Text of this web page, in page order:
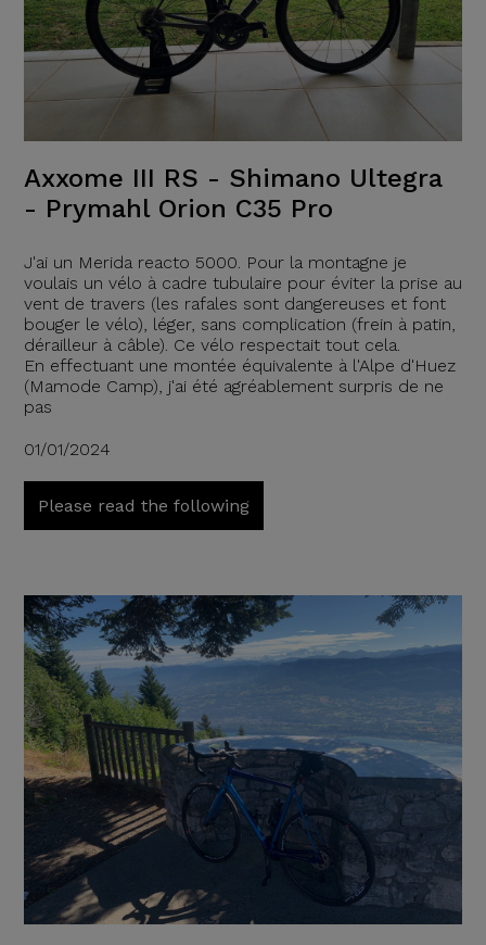
Axxome III RS - Shimano Ultegra
- Prymahl Orion C35 Pro
J'ai un Merida reacto 5000. Pour la montagne je
voulais un vélo à cadre tubulaire pour éviter la prise au
vent de travers (les rafales sont dangereuses et font
bouger le vélo), léger, sans complication (frein à patin,
dérailleur à câble). Ce vélo respectait tout cela.
En effectuant une montée équivalente à l'Alpe d'Huez
(Mamode Camp), j'ai été agréablement surpris de ne
pas
01/01/2024
Please read the following